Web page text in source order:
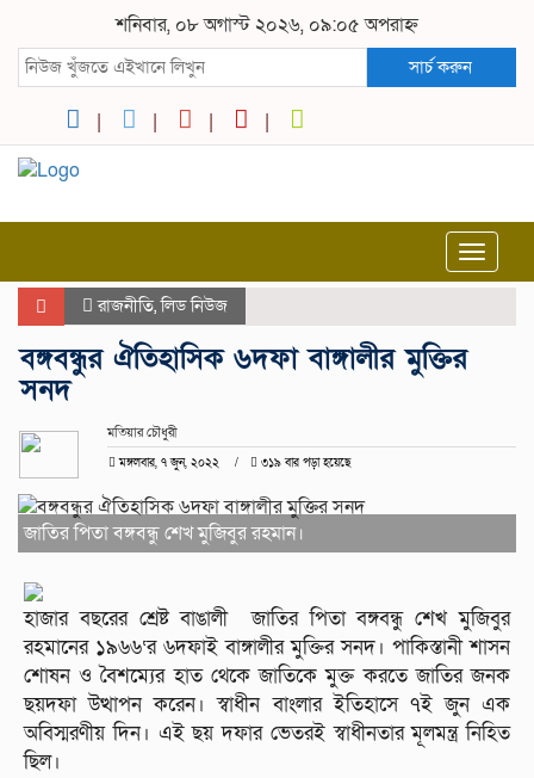
শনিবার, ০৮ অগাস্ট ২০২৬, ০৯:০৫ অপরাহ্ন
সার্চ করুন
Toggle
রাজনীতি,লিড নিউজ
বঙ্গবন্ধুর ঐতিহাসিক ৬দফা বাঙ্গালীর মুক্তির
সনদ
মতিয়ার চৌধুরী
মঙ্গলবার, ৭ জুন, ২০২২ ৩১৯ বার পড়া হয়েছে
জাতির পিতা বঙ্গবন্ধু শেখ মুজিবুর রহমান।
হাজার বছরের শ্রেষ্ট বাঙালী জাতির পিতা বঙ্গবন্ধু শেখ মুজিবুর
রহমানের ১৯৬৬‘র ৬দফাই বাঙ্গালীর মুক্তির সনদ। পাকিস্তানী শাসন
শোষন ও বৈশম্যের হাত থেকে জাতিকে মুক্ত করতে জাতির জনক
ছয়দফা উত্থাপন করেন। স্বাধীন বাংলার ইতিহাসে ৭ই জুন এক
অবিস্মরণীয় দিন। এই ছয় দফার ভেতরই স্বাধীনতার মূলমন্ত্র নিহিত
ছিল।